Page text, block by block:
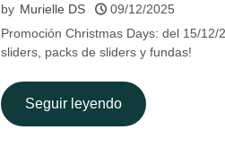
by Murielle DS
09/12/2025
Promoción Christmas Days: del 15/
sliders, packs de sliders y fundas!
Seguir leyendo